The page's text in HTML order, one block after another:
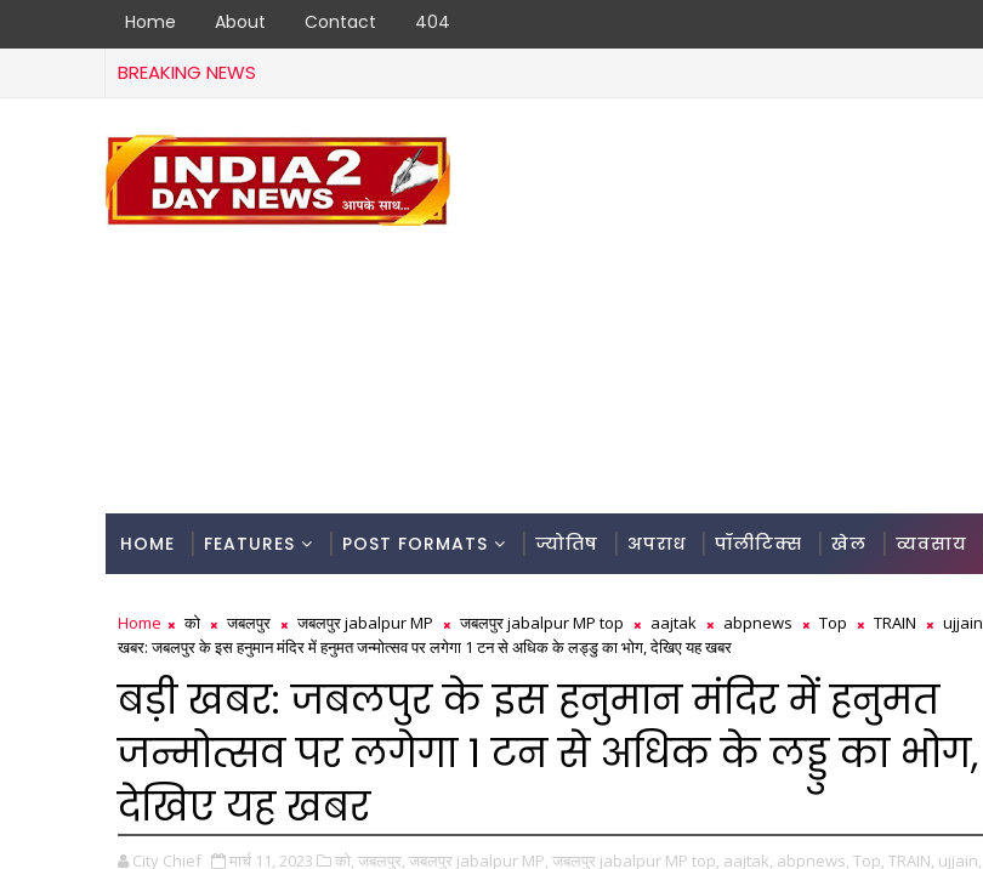
Home About Contact 404
BREAKING NEWS
HOME FEATURES POST FORMATS ज्योतिष अपराध पॉलीटिक्स खेल व्यवसाय
Home को जबलपुर जबलपुर jabalpur MP जबलपुर jabalpur MP top aajtak abpnews Top TRAIN ujjain
खबर: जबलपुर के इस हनुमान मंदिर में हनुमत जन्मोत्सव पर लगेगा 1 टन से अधिक के लड्डु का भोग, देखिए यह खबर
बड़ी खबर: जबलपुर के इस हनुमान मंदिर में हनुमत
जन्मोत्सव पर लगेगा 1 टन से अधिक के लड्डु का भोग,
देखिए यह खबर
City Chief मार्च 11, 2023 को, जबलपुर, जबलपुर jabalpur MP, जबलपुर jabalpur MP top, aajtak, abpnews, Top, TRAIN, ujjain,